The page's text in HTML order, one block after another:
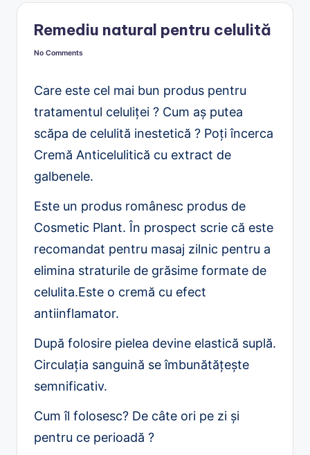
Remediu natural pentru celulită
No Comments
Care este cel mai bun produs pentru
tratamentul celuliței ? Cum aș putea
scăpa de celulită inestetică ? Poți încerca
Cremă Anticelulitică cu extract de
galbenele.
Este un produs românesc produs de
Cosmetic Plant. În prospect scrie că este
recomandat pentru masaj zilnic pentru a
elimina straturile de grăsime formate de
celulita.Este o cremă cu efect
antiinflamator.
După folosire pielea devine elastică suplă.
Circulația sanguină se îmbunătățește
semnificativ.
Cum îl folosesc? De câte ori pe zi și
pentru ce perioadă ?